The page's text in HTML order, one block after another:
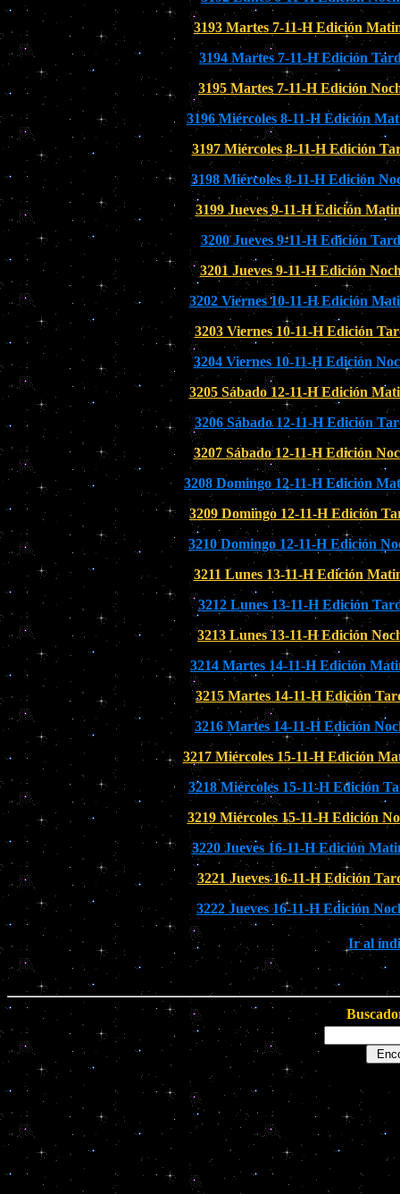
3193 Martes 7-11-H Edición
3194 Martes 7-11-H Edición
3195 Martes 7-11-H Edición
3196 Miércoles 8-11-H Edición
3197 Miércoles 8-11-H Edición
3198 Miércoles 8-11-H Edición
3199 Jueves 9-11-H Edición
3200 Jueves 9-11-H Edición
3201 Jueves 9-11-H Edición
3202 Viernes 10-11-H Edición
3203 Viernes 10-11-H Edición
3204 Viernes 10-11-H Edición
3205 Sábado 12-11-H Edición
3206 Sábado 12-11-H Edición
3207 Sábado 12-11-H Edición
3208 Domingo 12-11-H Edición
3209 Domingo 12-11-H Edición
3210 Domingo 12-11-H Edición
3211 Lunes 13-11-H Edición
3212 Lunes 13-11-H Edición
3213 Lunes 13-11-H Edición
3214 Martes 14-11-H Edición
3215 Martes 14-11-H Edición
3216 Martes 14-11-H Edición
3217 Miércoles 15-11-H Edición
3218 Miércoles 15-11-H Edición
3219 Miércoles 15-11-H Edición
3220 Jueves 16-11-H Edición
3221 Jueves 16-11-H Edición
3222 Jueves 16-11-H Edición
Ir al